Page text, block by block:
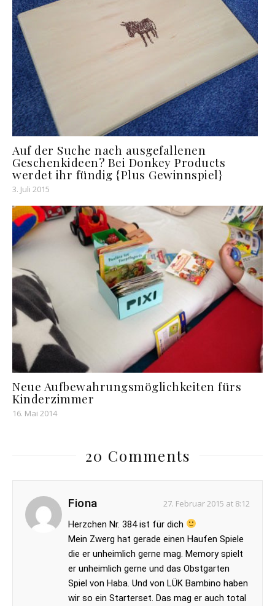
Auf der Suche nach ausgefallenen
Geschenkideen? Bei Donkey Products
werdet ihr fündig {Plus Gewinnspiel}
3. Juli 2015
Neue Aufbewahrungsmöglichkeiten fürs
Kinderzimmer
16. Mai 2014
20 Comments
Fiona
27. Februar 2015 at 8:12
Herzchen Nr. 384 ist für dich
Mein Zwerg hat gerade einen Haufen Spiele
die er unheimlich gerne mag. Memory spielt
er unheimlich gerne und das Obstgarten
Spiel von Haba. Und von LÜK Bambino haben
wir so ein Starterset. Das mag er auch total